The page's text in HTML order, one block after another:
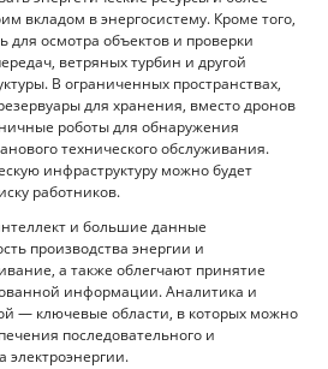
вкладом в энергосистему. Кроме того,
осмотра объектов и проверки
ветряных турбин и другой
В ограниченных пространствах,
для хранения, вместо дронов
роботы для обнаружения
технического обслуживания.
инфраструктуру можно будет
работников.
и большие данные
производства энергии и
а также облегчают принятие
информации. Аналитика и
— ключевые области, в которых можно
последовательного и
электроэнергии.